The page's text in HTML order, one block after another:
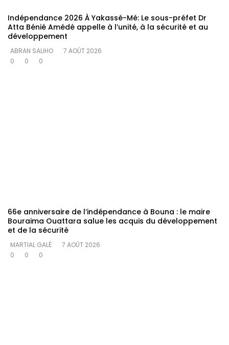
Indépendance 2026 À Yakassé-Mé: Le sous-préfet Dr
Atta Bénié Amédé appelle à l’unité, à la sécurité et au
développement
ABRAN SALIHO
7 AOÛT 2026
0
0 0
66e anniversaire de l’indépendance à Bouna : le maire
Bouraima Ouattara salue les acquis du développement
et de la sécurité
MARTIAL GALÉ
7 AOÛT 2026
0
0 0